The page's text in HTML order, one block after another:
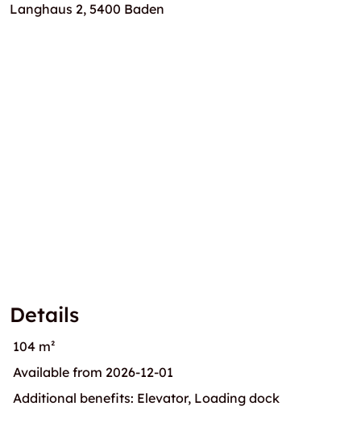
Langhaus 2, 5400 Baden
Details
104 m²
Available from 2026-12-01
Additional benefits: Elevator, Loading dock